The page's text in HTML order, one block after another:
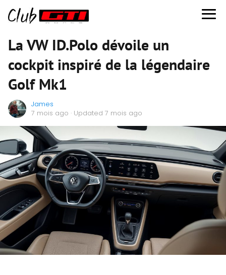
La VW ID.Polo dévoile un
cockpit inspiré de la légendaire
Golf Mk1
James
7 mois ago · Updated 7 mois ago